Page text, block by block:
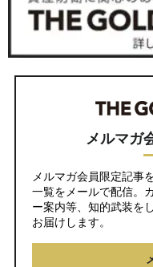
メルマガ
メルマガ会員限定記事
一覧をメールで配信。
ー案内等、知的武装を
お届けします。